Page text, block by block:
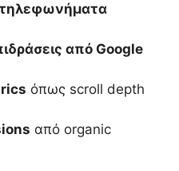
από Google
όπως scroll depth
από organic